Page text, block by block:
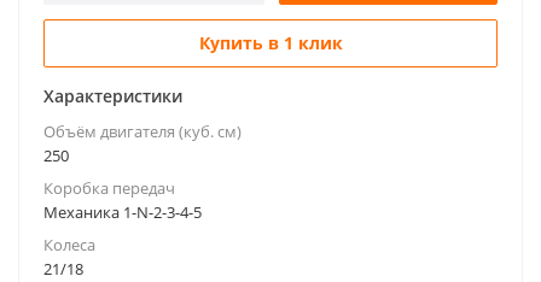
Купить в 1 клик
Характеристики
Объём двигателя (куб. см)
250
Коробка передач
Механика 1-N-2-3-4-5
Колеса
21/18